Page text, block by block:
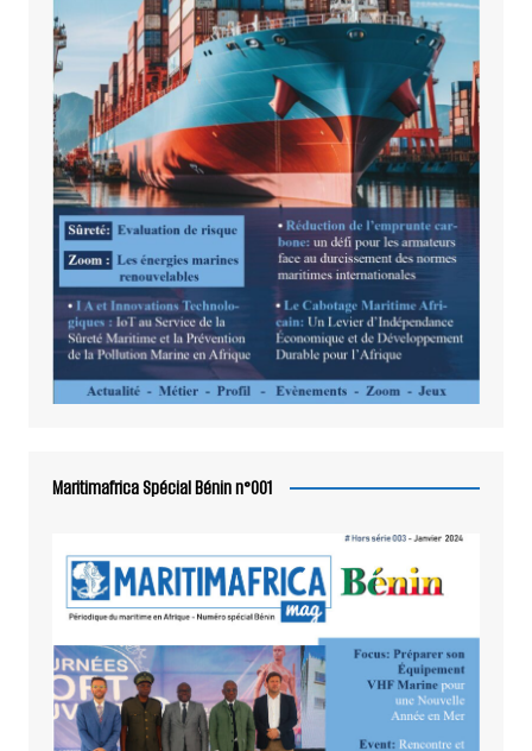
Maritimafrica Spécial Bénin n°001